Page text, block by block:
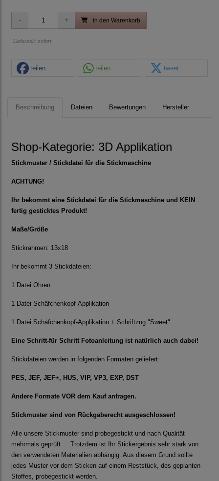
in den Warenkorb
Lieferzeit: sofort
teilen teilen tweet
Beschreibung Dateien Bewertungen Hersteller
Shop-Kategorie: 3D Applikation
Stickmuster / Stickdatei für die Stickmaschine
ACHTUNG!
Ihr bekommt eine Stickdatei für die Stickmaschine und KEIN
fertig gesticktes Produkt!
Maße/Größe
Stickrahmen: 13x18
Ihr bekommt 3 Stickdateien:
1 Datei Ohren
1 Datei Schäfchenkopf-Applikation
1 Datei Schäfchenkopf-Applikation + Schriftzug "Sweet"
Eine Schritt-für Schritt Fotoanleitung ist natürlich auch dabei!
Stickdateien werden in folgenden Formaten geliefert:
PES, JEF, JEF+, HUS, VIP, VP3, EXP, DST
Andere Formate VOR dem Kauf anfragen.
Stickmuster sind von Rückgaberecht ausgeschlossen!
Alle unsere Stickmuster sind probegestickt und nach Qualität
mehrmals geprüft. Trotzdem ist Ihr Stickergebnis sehr stark von
den verwendeten Materialien abhängig. Aus diesem Grund sollte
jedes Muster vor dem Sticken auf einem Reststück, des geplanten
Stoffes, probegestickt werden.